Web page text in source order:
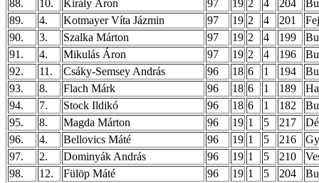
88.
10. Király Áron 97 19 2 4 204
89.
4. Kotmayer Víta Jázmin 97 19 2 4 201
90.
3. Szalka Márton 97 19 2 4 199
91.
4. Mikulás Áron 97 19 2 4 196
92.
11. Csáky-Semsey András 96 18 6 1 194
93.
8. Flach Márk 96 18 6 1 189
94.
7. Stock Ildikó 96 18 6 1 182
95.
8. Magda Márton 96 19 1 5 217
96.
4. Bellovics Máté 96 19 1 5 216
97.
2. Dominyák András 96 19 1 5 210
98.
12. Fülöp Máté 96 19 1 5 204